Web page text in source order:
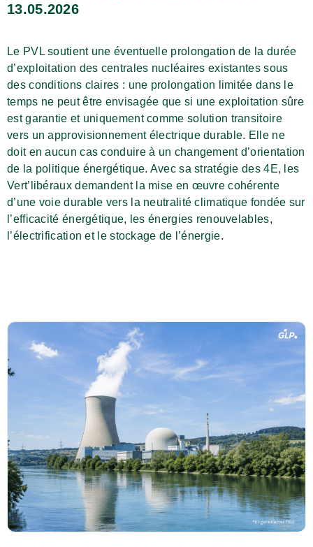
13.05.2026
Le PVL soutient une éventuelle prolongation de la durée
d’exploitation des centrales nucléaires existantes sous
des conditions claires : une prolongation limitée dans le
temps ne peut être envisagée que si une exploitation sûre
est garantie et uniquement comme solution transitoire
vers un approvisionnement électrique durable. Elle ne
doit en aucun cas conduire à un changement d’orientation
de la politique énergétique. Avec sa stratégie des 4E, les
Vert’libéraux demandent la mise en œuvre cohérente
d’une voie durable vers la neutralité climatique fondée sur
l’efficacité énergétique, les énergies renouvelables,
l’électrification et le stockage de l’énergie.